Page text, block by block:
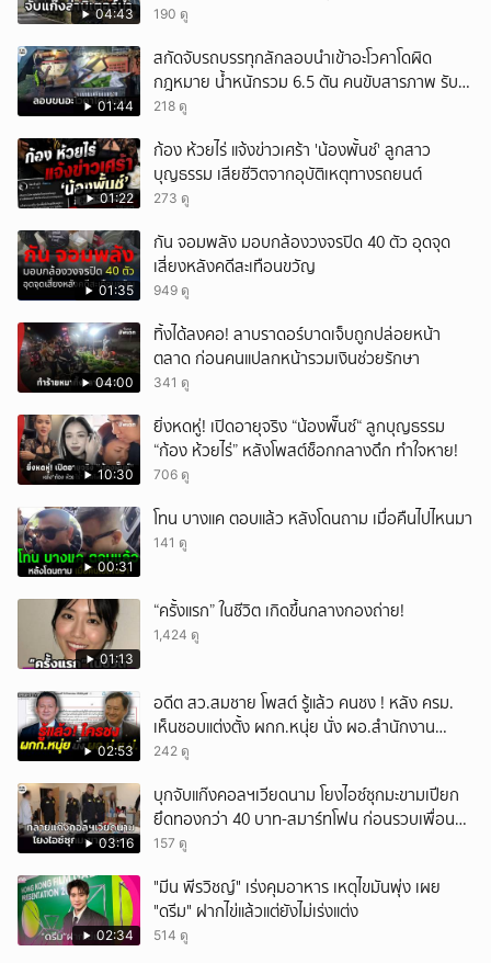
04:43
สารภาพขายหาเงินซื้อยา จ.ชลบุรี
190 ดู
01:44
สกัดจับรถบรรทุกลักลอบนำเข้าอะโวคาโดผิด
กฎหมาย น้ำหนักรวม 6.5 ตัน คนขับสารภาพ รับ
ค่าจ้างเที่ยวละ 5,000 บาท
218 ดู
01:22
ก้อง ห้วยไร่ แจ้งข่าวเศร้า 'น้องพั้นช์' ลูกสาว
บุญธรรม เสียชีวิตจากอุบัติเหตุทางรถยนต์
273 ดู
01:35
กัน จอมพลัง มอบกล้องวงจรปิด 40 ตัว อุดจุด
เสี่ยงหลังคดีสะเทือนขวัญ
949 ดู
04:00
ทิ้งได้ลงคอ! ลาบราดอร์บาดเจ็บถูกปล่อยหน้า
ตลาด ก่อนคนแปลกหน้ารวมเงินช่วยรักษา
341 ดู
10:30
ยิ่งหดหู่! เปิดอายุจริง “น้องพั๊นซ์“ ลูกบุญธรรม
“ก้อง ห้วยไร่” หลังโพสต์ช็อกกลางดึก ทำใจหาย!
706 ดู
00:31
โทน บางแค ตอบแล้ว หลังโดนถาม เมื่อคืนไปไหนมา
141 ดู
01:13
“ครั้งแรก” ในชีวิต เกิดขึ้นกลางกองถ่าย!
1,424 ดู
02:53
อดีต สว.สมชาย โพสต์ รู้แล้ว คนชง ! หลัง ครม.
เห็นชอบแต่งตั้ง ผกก.หนุ่ย นั่ง ผอ.สำนักงาน
ป.ย.ป.
242 ดู
03:16
บุกจับแก๊งคอลฯเวียดนาม โยงไอซ์ซุกมะขามเปียก
ยึดทองกว่า 40 บาท-สมาร์ทโฟน ก่อนรวบเพื่อน
ร่วมทีมหอบเงิน 1.5 แสนติดสินบนคาโรงพัก
157 ดู
02:34
"มีน พีรวิชญ์" เร่งคุมอาหาร เหตุไขมันพุ่ง เผย
"ดรีม" ฝากไข่แล้วแต่ยังไม่เร่งแต่ง
514 ดู